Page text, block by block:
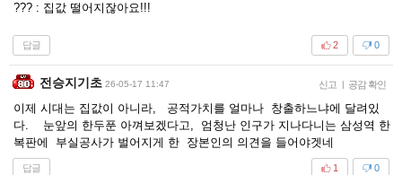
??? : 집값 떨어지잖아요!!!
답글 0
2
전승지기초 26-05-17 11:47 신고 | 공감 확인
이제 시대는 집값이 아니라, 공적가치를 얼마나 창출하느냐에 달려있
다. 눈앞의 한두푼 아껴보겠다고, 엄청난 인구가 지나다니는 삼성역 한
복판에 부실공사가 벌어지게 한 장본인의 의견을 들어야겟네
답글 0
1